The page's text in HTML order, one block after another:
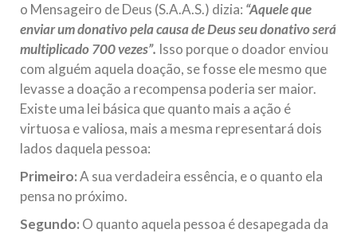
o Mensageiro de Deus (S.A.A.S.) dizia: “Aquele que
enviar um donativo pela causa de Deus seu donativo será
multiplicado 700 vezes”. Isso porque o doador enviou
com alguém aquela doação, se fosse ele mesmo que
levasse a doação a recompensa poderia ser maior.
Existe uma lei básica que quanto mais a ação é
virtuosa e valiosa, mais a mesma representará dois
lados daquela pessoa:
Primeiro:A sua verdadeira essência, e o quanto ela
pensa no próximo.
Segundo: O quanto aquela pessoa é desapegada da